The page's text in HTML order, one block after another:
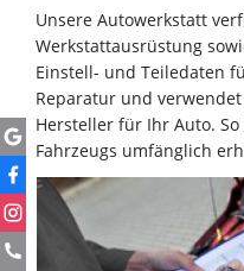
Unsere Autowerkstatt
Werkstattausrüstung
Einstell- und Teiledaten
Reparatur und
Hersteller für Ihr Auto.
Fahrzeugs umfänglich